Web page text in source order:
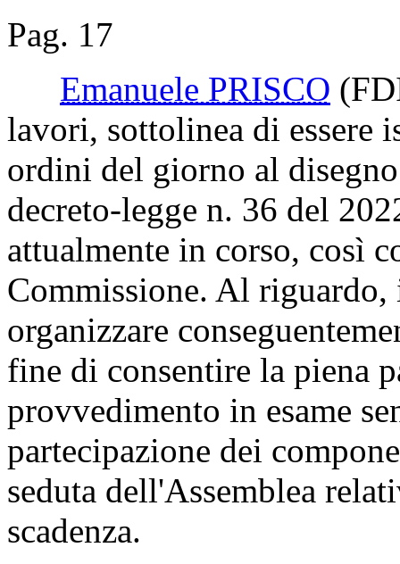
Pag. 17
Emanuele PRISCO
lavori, sottolinea di essere
ordini del giorno al
decreto-legge n. 36 del
attualmente in corso, così
Commissione. Al riguardo,
organizzare
fine di consentire la piena
provvedimento in esame
partecipazione dei
seduta dell'Assemblea
scadenza.